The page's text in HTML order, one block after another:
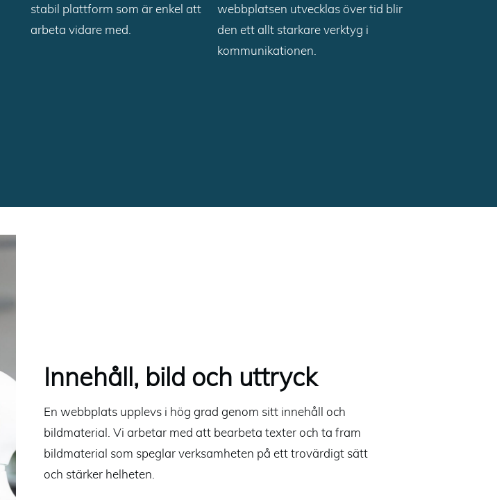
stabil plattform som är enkel att
arbeta vidare med.
webbplatsen utvecklas över tid blir
den ett allt starkare verktyg i
kommunikationen.
Innehåll, bild och uttryck
En webbplats upplevs i hög grad genom sitt innehåll och
bildmaterial. Vi arbetar med att bearbeta texter och ta fram
bildmaterial som speglar verksamheten på ett trovärdigt sätt
och stärker helheten.